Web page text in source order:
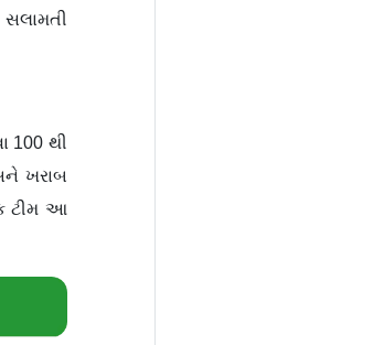
100 થી
ખરાબ
ટીમ આ